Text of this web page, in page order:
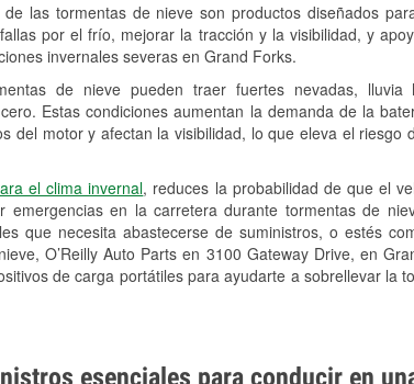
las tormentas de nieve son productos diseñados
por el frío, mejorar la tracción y la visibilidad, y
invernales severas en Grand Forks.
de nieve pueden traer fuertes nevadas, lluvia
Estas condiciones aumentan la demanda de la
del motor y afectan la visibilidad, lo que eleva el riesgo
el clima invernal, reduces la probabilidad de que el
emergencias en la carretera durante tormentas de
que necesita abastecerse de suministros, o estés
O’Reilly Auto Parts en 3100 Gateway Drive, en
de carga portátiles para ayudarte a sobrellevar la
esenciales para conducir en